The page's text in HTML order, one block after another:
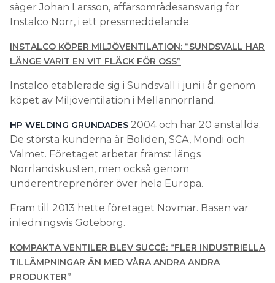
säger Johan Larsson, affärsområdesansvarig för
Instalco Norr, i ett pressmeddelande.
INSTALCO KÖPER MILJÖVENTILATION: “SUNDSVALL HAR
LÄNGE VARIT EN VIT FLÄCK FÖR OSS”
Instalco etablerade sig i Sundsvall i juni i år genom
köpet av Miljöventilation i Mellannorrland.
HP WELDING GRUNDADES 2004 och har 20 anställda.
De största kunderna är Boliden, SCA, Mondi och
Valmet. Företaget arbetar främst längs
Norrlandskusten, men också genom
underentreprenörer över hela Europa.
Fram till 2013 hette företaget Novmar. Basen var
inledningsvis Göteborg.
KOMPAKTA VENTILER BLEV SUCCÉ: “FLER INDUSTRIELLA
TILLÄMPNINGAR ÄN MED VÅRA ANDRA ANDRA
PRODUKTER”